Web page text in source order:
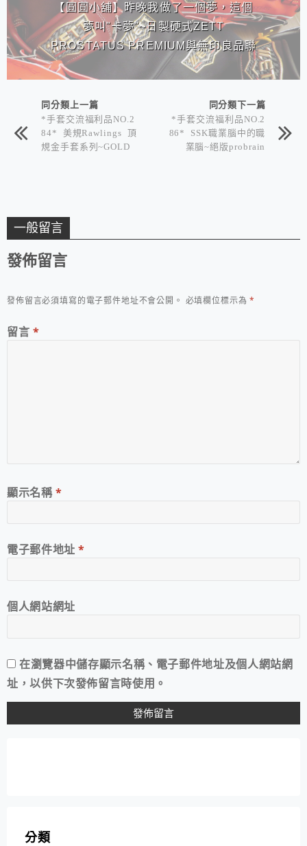
【圓圓小舖】昨晚我做了一個夢，這個
夢叫"卡夢"~日製硬式ZETT
PROSTATUS PREMIUM與無印良品聯
名款棒球手套XD
同分類上一篇
*手套交流福利品NO.2
84* 美規Rawlings 頂
規金手套系列~GOLD
同分類下一篇
*手套交流福利品NO.2
86* SSK職業腦中的職
業腦~絕版probrain
一般留言
發佈留言
發佈留言必須填寫的電子郵件地址不會公開。 必填欄位標示為*
留言 *
顯示名稱*
電子郵件地址*
個人網站網址
在瀏覽器中儲存顯示名稱、電子郵件地址及個人網站網
址，以供下次發佈留言時使用。
分類